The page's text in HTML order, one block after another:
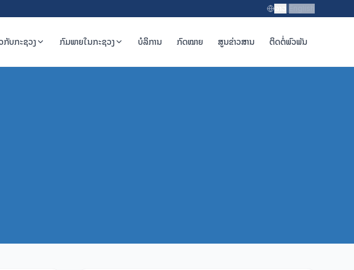
ກັບກະຊວງ ກົມພາຍໃນກະຊວງ ບໍລິການ ກົດໝາຍ ສູນຂ່າວສານ ຕິດຕໍ່ພົວພັນ